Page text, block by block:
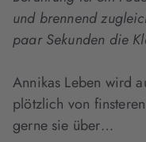
und brennend
paar Sekunden die
Annikas Leben wird
plötzlich von
gerne sie über…